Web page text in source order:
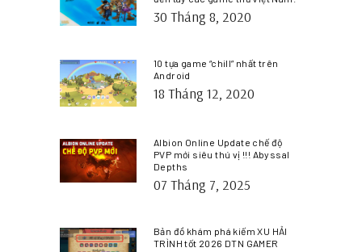
30 Tháng 8, 2020
10 tựa game “chill” nhất trên
Android
18 Tháng 12, 2020
Albion Online Update chế độ
PVP mới siêu thú vị !!! Abyssal
Depths
07 Tháng 7, 2025
Bản đồ khám phá kiếm XU HẢI
TRÌNH tốt 2026 DTN GAMER